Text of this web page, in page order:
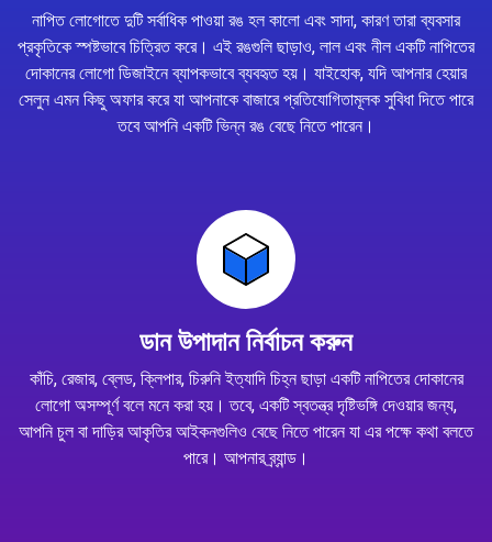
নাপিত লোগোতে দুটি সর্বাধিক পাওয়া রঙ হল কালো এবং সাদা, কারণ তারা ব্যবসার
প্রকৃতিকে স্পষ্টভাবে চিত্রিত করে। এই রঙগুলি ছাড়াও, লাল এবং নীল একটি নাপিতের
দোকানের লোগো ডিজাইনে ব্যাপকভাবে ব্যবহৃত হয়। যাইহোক, যদি আপনার হেয়ার
সেলুন এমন কিছু অফার করে যা আপনাকে বাজারে প্রতিযোগিতামূলক সুবিধা দিতে পারে
তবে আপনি একটি ভিন্ন রঙ বেছে নিতে পারেন।
ডান উপাদান নির্বাচন করুন
কাঁচি, রেজার, ব্লেড, ক্লিপার, চিরুনি ইত্যাদি চিহ্ন ছাড়া একটি নাপিতের দোকানের
লোগো অসম্পূর্ণ বলে মনে করা হয়। তবে, একটি স্বতন্ত্র দৃষ্টিভঙ্গি দেওয়ার জন্য,
আপনি চুল বা দাড়ির আকৃতির আইকনগুলিও বেছে নিতে পারেন যা এর পক্ষে কথা বলতে
পারে। আপনার ব্র্যান্ড।